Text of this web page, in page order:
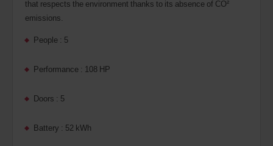
that respects the environment thanks to its absence of CO²
emissions.
People : 5
Performance : 108 HP
Doors : 5
Battery : 52 kWh